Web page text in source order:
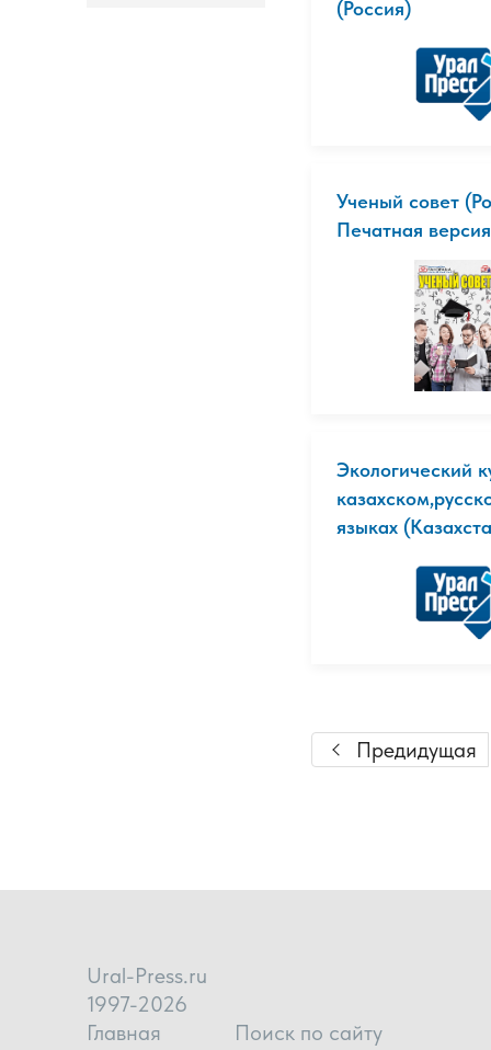
(Россия)
Ученый совет
Печатная версия
Экологический
языках
Предидущая
Ural-Press.ru
1997-2026
Главная
Поиск по сайту